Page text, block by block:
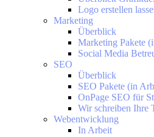
Logo erstellen
Marketing
Überblick
Marketing Pakete
Social Media
SEO
Überblick
SEO Pakete (in
OnPage SEO für
Wir schreiben Ihre
Webentwicklung
In Arbeit